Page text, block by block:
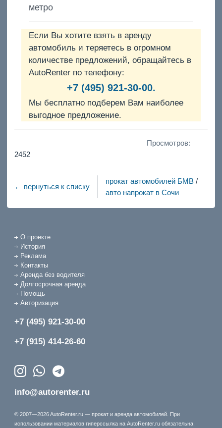
метро
Если Вы хотите взять в аренду
автомобиль и теряетесь в огромном
количестве предложений, обращайтесь в
AutoRenter по телефону:
+7 (495) 921-30-00.
Мы бесплатно подберем Вам наиболее
выгодное предложение.
Просмотров:
2452
← вернуться к списку
прокат автомобилей БМВ /
авто напрокат в Сочи
О проекте
История
Реклама
Контакты
Аренда без водителя
Долгосрочная аренда
Помощь
Авторизация
+7 (495) 921-30-00
+7 (915) 414-26-60
info@autorenter.ru
© 2007—2026 AutoRenter.ru — прокат и аренда автомобилей. При
использовании материалов гиперссылка на AutoRenter.ru обязательна.